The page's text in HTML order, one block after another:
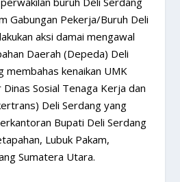
Gabungan Pekerja/Buruh Deli
aksi damai mengawal
Daerah (Depeda) Deli
membahas kenaikan UMK
Sosial Tenaga Kerja dan
Deli Serdang yang
Bupati Deli Serdang
Lubuk Pakam,
Sumatera Utara.